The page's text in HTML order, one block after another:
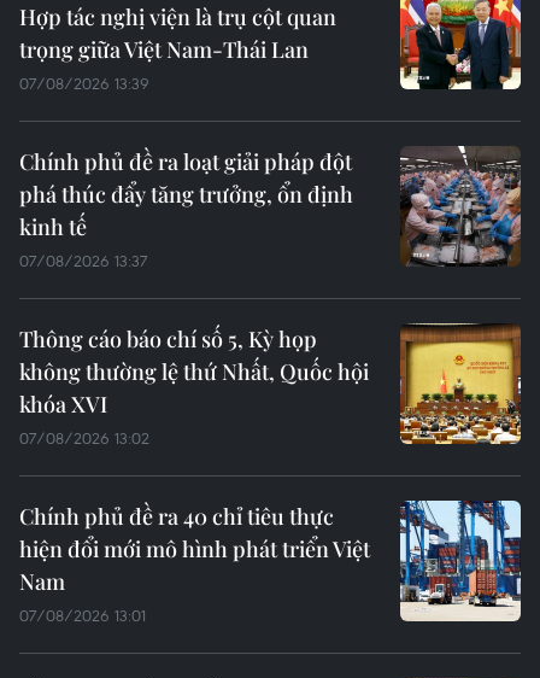
Hợp tác nghị viện là trụ cột quan
trọng giữa Việt Nam-Thái Lan
07/08/2026 13:39
Chính phủ đề ra loạt giải pháp đột
phá thúc đẩy tăng trưởng, ổn định
kinh tế
07/08/2026 13:37
Thông cáo báo chí số 5, Kỳ họp
không thường lệ thứ Nhất, Quốc hội
khóa XVI
07/08/2026 13:02
Chính phủ đề ra 40 chỉ tiêu thực
hiện đổi mới mô hình phát triển Việt
Nam
07/08/2026 13:01